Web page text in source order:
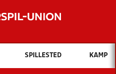
Hvad vil du søge efter?
INDHOLD OG NYHEDER
SPILLESTED KAMP